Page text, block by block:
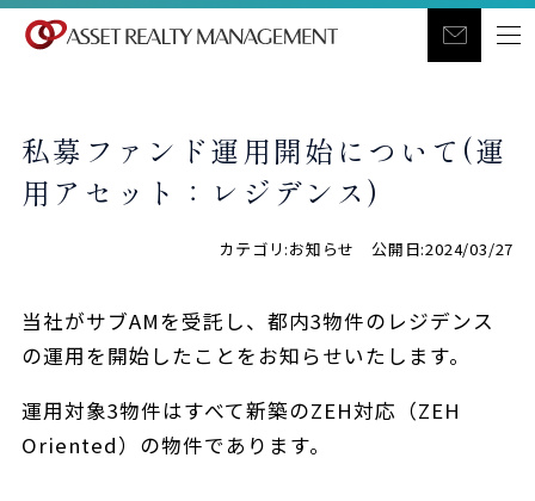
私募ファンド運用開始について(運
用アセット：レジデンス)
カテゴリ:お知らせ 公開日:2024/03/27
当社がサブAMを受託し、都内3物件のレジデンス
の運用を開始したことをお知らせいたします。
運用対象3物件はすべて新築のZEH対応（ZEH
Oriented）の物件であります。